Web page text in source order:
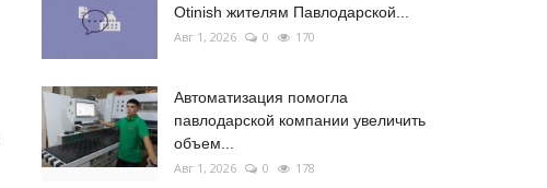
Otinish жителям Павлодарской...
Авг 1, 2026 0 170
Автоматизация помогла
павлодарской компании увеличить
объем...
Авг 1, 2026 0 178